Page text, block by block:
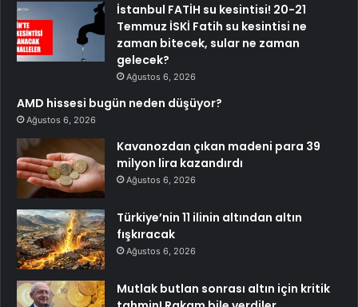
İstanbul FATİH su kesintisi! 20-21
Temmuz İSKİ Fatih su kesintisi ne
zaman bitecek, sular ne zaman
gelecek?
Ağustos 6, 2026
AMD hissesi bugün neden düşüyor?
Ağustos 6, 2026
Kavanozdan çıkan madeni para 39
milyon lira kazandırdı
Ağustos 6, 2026
Türkiye’nin 11 ilinin altından altın
fışkıracak
Ağustos 6, 2026
Mutlak butlan sonrası altın için kritik